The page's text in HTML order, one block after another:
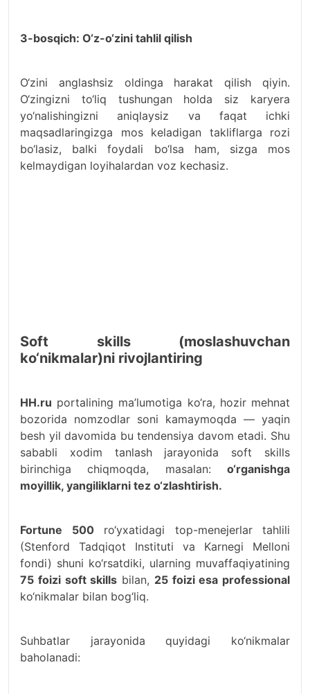
3-bosqich: O‘z-o‘zini tahlil qilish
O‘zini anglashsiz oldinga harakat qilish qiyin.
O‘zingizni to‘liq tushungan holda siz karyera
yo‘nalishingizni aniqlaysiz va faqat ichki
maqsadlaringizga mos keladigan takliflarga rozi
bo‘lasiz, balki foydali bo‘lsa ham, sizga mos
kelmaydigan loyihalardan voz kechasiz.
Soft skills (moslashuvchan
ko‘nikmalar)ni rivojlantiring
HH.ru portalining ma’lumotiga ko‘ra, hozir mehnat
bozorida nomzodlar soni kamaymoqda — yaqin
besh yil davomida bu tendensiya davom etadi. Shu
sababli xodim tanlash jarayonida soft skills
birinchiga chiqmoqda, masalan: o‘rganishga
moyillik, yangiliklarni tez o‘zlashtirish.
Fortune 500ro‘yxatidagi top-menejerlar tahlili
(Stenford Tadqiqot Instituti va Karnegi Melloni
fondi) shuni ko‘rsatdiki, ularning muvaffaqiyatining
75 foizi soft skills bilan, 25 foizi esa professional
ko‘nikmalar bilan bog‘liq.
Suhbatlar jarayonida quyidagi ko‘nikmalar
baholanadi: